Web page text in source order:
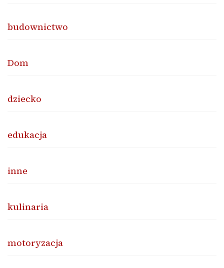
budownictwo
Dom
dziecko
edukacja
inne
kulinaria
motoryzacja